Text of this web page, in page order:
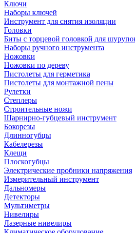
Ключи
Наборы ключей
Инструмент для снятия изоляции
Головки
Биты с торцевой головкой для
Наборы ручного инструмента
Ножовки
Ножовки по дереву
Пистолеты для герметика
Пистолеты для монтажной пены
Рулетки
Степлеры
Строительные ножи
Шарнирно-губцевый инструмент
Бокорезы
Длинногубцы
Кабелерезы
Клещи
Плоскогубцы
Электрические пробники напряжения
Измерительный инструмент
Дальномеры
Детекторы
Мультиметры
Нивелиры
Лазерные нивелиры